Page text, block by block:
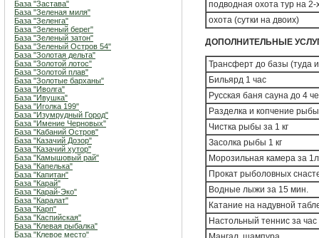
База "Застава"
База "Зеленая миля"
База "Зеленга"
База "Зеленый берег"
База "Зеленый затон"
База "Зеленый Остров 54"
База "Золотая дельта"
База "Золотой лотос"
База "Золотой плав"
База "Золотые барханы"
База "Иволга"
База "Ивушка"
База "Иголка 199"
База "Изумрудный Город"
База "Имение Черновых"
База "Кабаний Остров"
База "Казачий Дозор"
База "Казачий хутор"
База "Камышовый рай"
База "Капелька"
База "Капитан"
База "Карай"
База "Карай-Эко"
База "Каралат"
База "Карп"
База "Каспийская"
База "Клевая рыбалка"
База "Клевое место"
подводная охота тур на 2-
охота (сутки на двоих)
ДОПОЛНИТЕЛЬНЫЕ
Трансферт до базы (туда
Бильярд 1 час
Русская баня сауна до 4
Разделка и копчение рыбы
Чистка рыбы за 1 кг
Засолка рыбы 1 кг
Морозильная камера за
Прокат рыболовных
Водные лыжи за 15 мин.
Катание на надувной
Настольный теннис за час